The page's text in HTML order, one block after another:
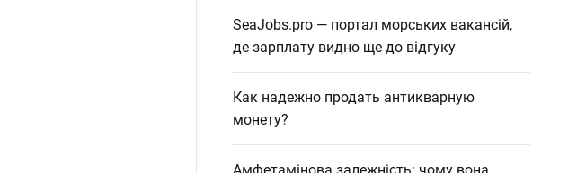
SeaJobs.pro — портал морських вакансій,
де зарплату видно ще до відгуку
Как надежно продать антикварную
монету?